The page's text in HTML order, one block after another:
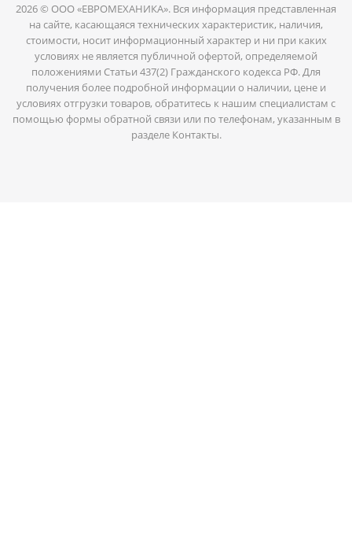
2026 © ООО «ЕВРОМЕХАНИКА». Вся информация представленная
на сайте, касающаяся технических характеристик, наличия,
стоимости, носит информационный характер и ни при каких
условиях не является публичной офертой, определяемой
положениями Статьи 437(2) Гражданского кодекса РФ. Для
получения более подробной информации о наличии, цене и
условиях отгрузки товаров, обратитесь к нашим специалистам с
помощью формы обратной связи или по телефонам, указанным в
разделе Контакты.